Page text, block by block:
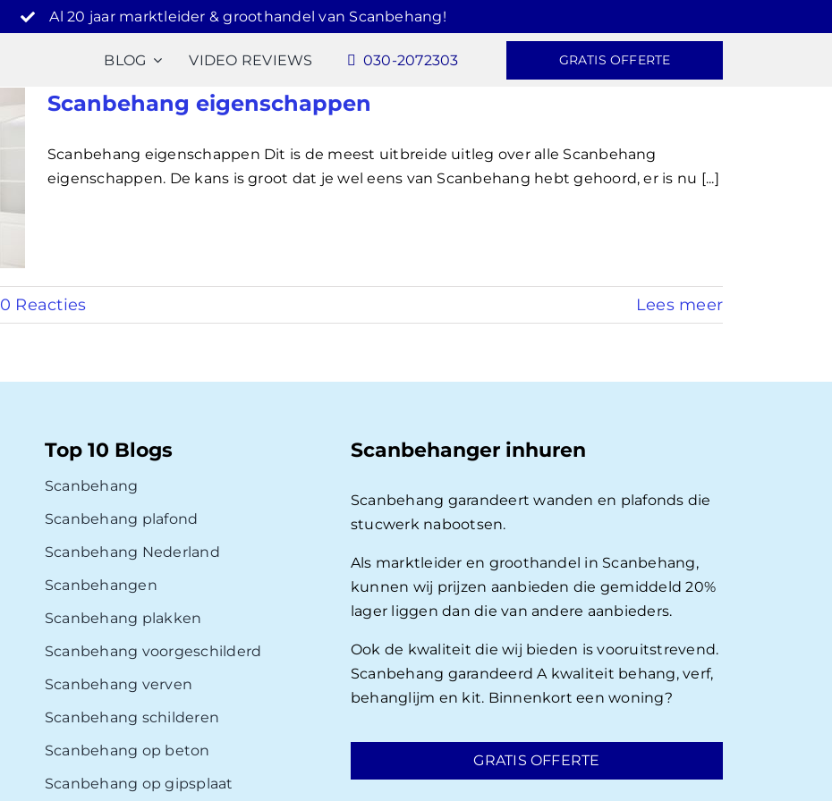
Al 20 jaar marktleider & groothandel van Scanbehang!
BLOG VIDEO REVIEWS 030-2072303 GRATIS OFFERTE
Scanbehang eigenschappen
Scanbehang eigenschappen Dit is de meest uitbreide uitleg over alle Scanbehang
eigenschappen. De kans is groot dat je wel eens van Scanbehang hebt gehoord, er is nu [...]
0 Reacties Lees meer
Top 10 Blogs
Scanbehang
Scanbehang plafond
Scanbehang Nederland
Scanbehangen
Scanbehang plakken
Scanbehang voorgeschilderd
Scanbehang verven
Scanbehang schilderen
Scanbehang op beton
Scanbehang op gipsplaat
Scanbehanger inhuren
Scanbehang garandeert wanden en plafonds die
stucwerk nabootsen.
Als marktleider en groothandel in Scanbehang,
kunnen wij prijzen aanbieden die gemiddeld 20%
lager liggen dan die van andere aanbieders.
Ook de kwaliteit die wij bieden is vooruitstrevend.
Scanbehang garandeerd A kwaliteit behang, verf,
behanglijm en kit. Binnenkort een woning?
GRATIS OFFERTE